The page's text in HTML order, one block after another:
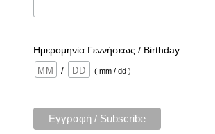
Ημερομηνία Γεννήσεως / Birthday
/
( mm / dd )